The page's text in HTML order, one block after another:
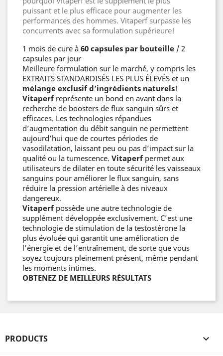
puissant et le plus efficace pour augmenter les
performances des hommes. Vitaperf surpasse les
concurrents avec sa formulation supérieure!
1 mois de cure à 60 capsules par bouteille / 2
capsules par jour
Meilleure formulation sur le marché, y compris les
EXTRAITS STANDARDISÉS LES PLUS ÉLEVÉS et un
mélange exclusif d’ingrédients naturels!
Vitaperfreprésente un bond en avant dans la
recherche de boosters de flux sanguin sûrs et
efficaces. Les technologies répandues
d’augmentation du débit sanguin ne permettent
aujourd’hui que de courtes périodes de
vasodilatation, laissant peu ou pas d’impact sur la
qualité ou la tumescence. Vitaperfpermet aux
utilisateurs de dilater en toute sécurité les vaisseaux
sanguins pour améliorer le flux sanguin, sans
réduire la pression artérielle à des niveaux
dangereux.
Vitaperfpossède une autre technologie de
supplément développée exclusivement. C’est une
technologie de stimulation de la testostérone la
plus évoluée qui garantit une amélioration de
l’énergie et de l’entraînement, de sorte que vous
soyez toujours pleinement présent, même pendant
les moments intimes.
OBTENEZ DE MEILLEURS RÉSULTATS
PRODUCTS 